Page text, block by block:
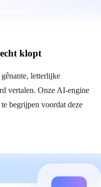
klopt
letterlijke
vertalen. Onze AI-engine
begrijpen voordat deze